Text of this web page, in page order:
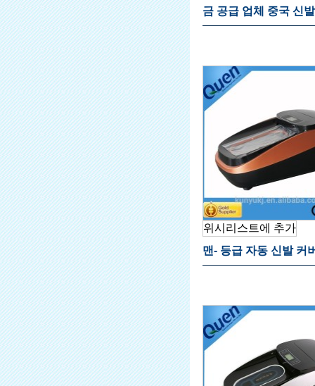
금 공급 업체 중국 신
위시리스트에 추가
맨- 등급 자동 신발 커